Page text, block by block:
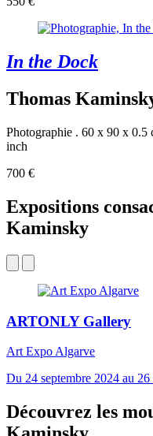
In the Dock
Thomas
Photographie . 60 x 90 x 0.5
inch
700 €
Expositions
Kaminsky
ARTONLY Gallery
Art Expo Algarve
Du 24 septembre 2024 au 26
Découvrez les